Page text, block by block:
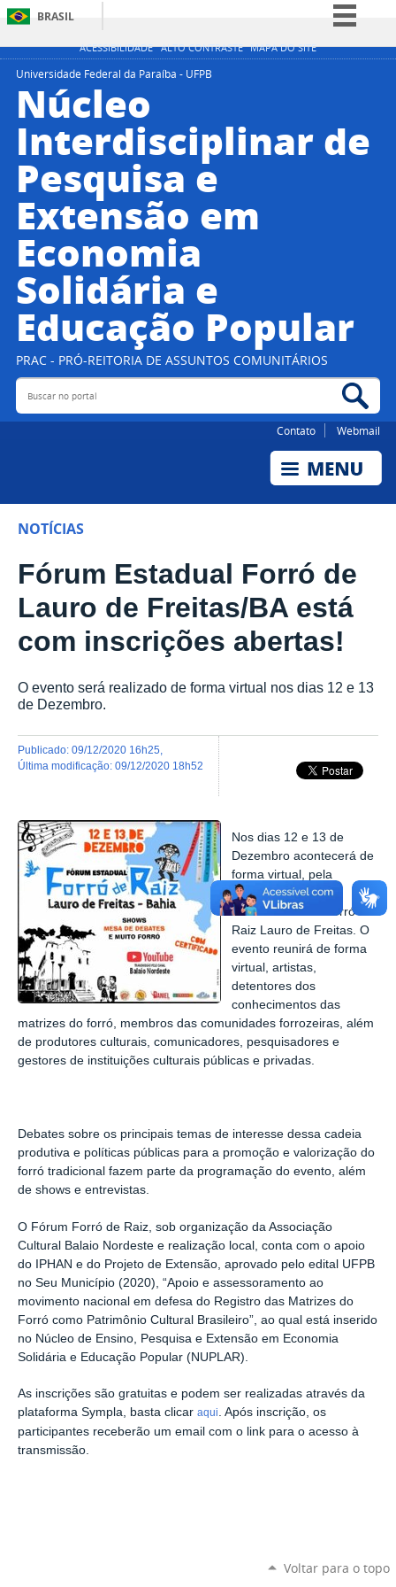
ACESSIBILIDADE ALTO CONTRASTE MAPA DO SITE
BRASIL
Simplifique!
Acesso à informação
Legislação
Universidade Federal da Paraíba - UFPB
Núcleo
Interdisciplinar de
Pesquisa e
Extensão em
Economia
Solidária e
Educação Popular
PRAC - PRÓ-REITORIA DE ASSUNTOS COMUNITÁRIOS
Buscar no portal
Contato Webmail
NOTÍCIAS
Fórum Estadual Forró de
Lauro de Freitas/BA está
com inscrições abertas!
O evento será realizado de forma virtual nos dias 12 e 13
de Dezembro.
publicado: 09/12/2020 16h25
última modificação: 09/12/2020 18h52
Nos dias 12 e 13 de
Dezembro acontecerá de
forma virtual, pela
plataforma Zoom, o
Fórum Estadual Forró de
Raiz Lauro de Freitas. O
evento reunirá de forma
virtual, artistas,
detentores dos
conhecimentos das
matrizes do forró, membros das comunidades forrozeiras, além
de produtores culturais, comunicadores, pesquisadores e
gestores de instituições culturais públicas e privadas.
Debates sobre os principais temas de interesse dessa cadeia
produtiva e políticas públicas para a promoção e valorização do
forró tradicional fazem parte da programação do evento, além
de shows e entrevistas.
O Fórum Forró de Raiz, sob organização da Associação
Cultural Balaio Nordeste e realização local, conta com o apoio
do IPHAN e do Projeto de Extensão, aprovado pelo edital UFPB
no Seu Município (2020), “Apoio e assessoramento ao
movimento nacional em defesa do Registro das Matrizes do
Forró como Patrimônio Cultural Brasileiro”, ao qual está inserido
no Núcleo de Ensino, Pesquisa e Extensão em Economia
Solidária e Educação Popular (NUPLAR).
As inscrições são gratuitas e podem ser realizadas através da
plataforma Sympla, basta clicar aqui. Após inscrição, os
participantes receberão um email com o link para o acesso à
transmissão.
Voltar para o topo